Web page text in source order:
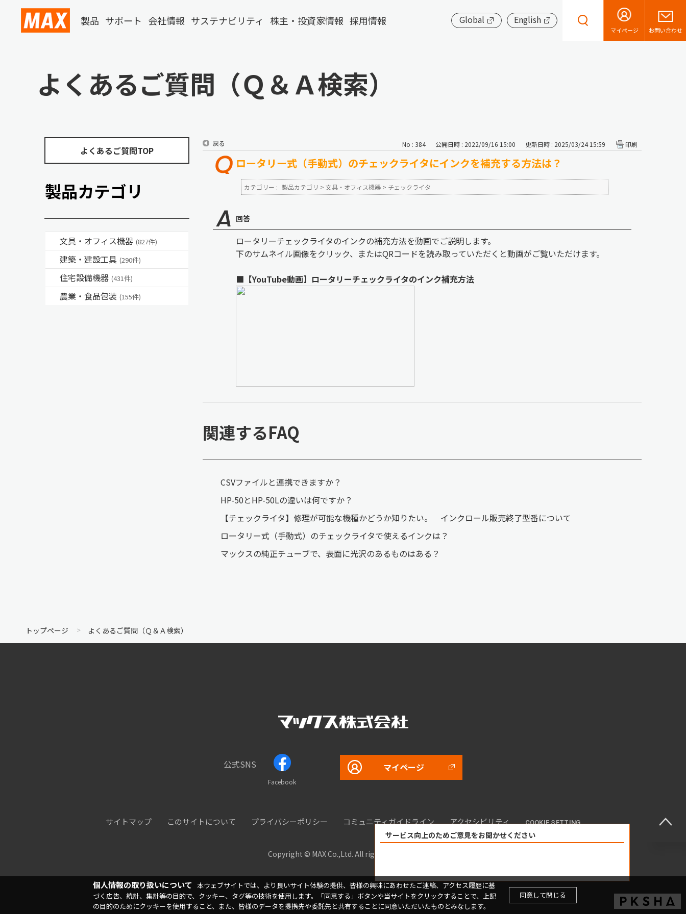
製品 サポート 会社情報 サステナビリティ 株主・投資家情報 採用情報 Global English
マイページ お問い合わせ
よくあるご質問（Ｑ＆Ａ検索）
よくあるご質問TOP
製品カテゴリ
文具・オフィス機器 (827件)
建築・建設工具 (290件)
住宅設備機器 (431件)
農業・食品包装 (155件)
戻る No : 384 公開日時 : 2022/09/16 15:00 更新日時 : 2025/03/24 15:59 印刷
ロータリー式（手動式）のチェックライタにインクを補充する方法は？
カテゴリー : 製品カテゴリ > 文具・オフィス機器 > チェックライタ
回答
ロータリーチェックライタのインクの補充方法を動画でご説明します。
下のサムネイル画像をクリック、またはQRコードを読み取っていただくと動画がご覧いただけます。
■【YouTube動画】ロータリーチェックライタのインク補充方法
サービス向上のためご意見をお聞かせください
関連するFAQ
CSVファイルと連携できますか？
HP-50とHP-50Lの違いは何ですか？
【チェックライタ】修理が可能な機種かどうか知りたい。 インクロール販売終了型番について
ロータリー式（手動式）のチェックライタで使えるインクは？
マックスの純正チューブで、表面に光沢のあるものはある？
トップページ よくあるご質問（Ｑ＆Ａ検索）
公式SNS
Facebook
マイページ
サイトマップ このサイトについて プライバシーポリシー コミュニティガイドライン アクセシビリティ COOKIE SETTING
Copyright © MAX Co.,Ltd. All rights reserved.
個人情報の取り扱いについて 本ウェブサイトでは、より良いサイト体験の提供、皆様の興味にあわせたご連絡、アクセス履歴に基
づく広告、統計、集計等の目的で、クッキー、タグ等の技術を使用します。「同意する」ボタンや当サイトをクリックすることで、上記
の目的のためにクッキーを使用すること、また、皆様のデータを提携先や委託先と共有することに同意いただいたものとみなします。
同意して閉じる